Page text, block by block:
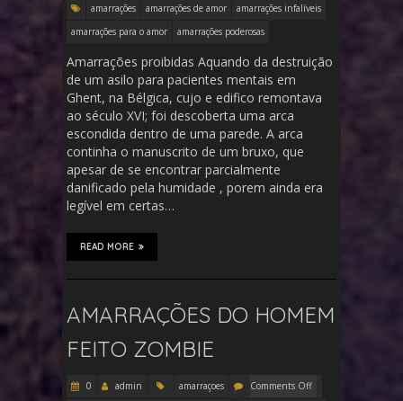
amarrações
amarrações de amor
amarrações infalíveis
amarrações para o amor
amarrações poderosas
Amarrações proibidas Aquando da destruição
de um asilo para pacientes mentais em
Ghent, na Bélgica, cujo e edifico remontava
ao século XVI; foi descoberta uma arca
escondida dentro de uma parede. A arca
continha o manuscrito de um bruxo, que
apesar de se encontrar parcialmente
danificado pela humidade , porem ainda era
legível em certas…
READ MORE
AMARRAÇÕES DO HOMEM
FEITO ZOMBIE
0 admin amarraçoes
Comments Off